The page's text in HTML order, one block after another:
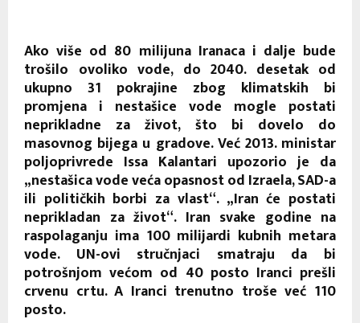
Ako više od 80 milijuna Iranaca i dalje bude
trošilo ovoliko vode, do 2040. desetak od
ukupno 31 pokrajine zbog klimatskih bi
promjena i nestašice vode mogle postati
neprikladne za život, što bi dovelo do
masovnog bijega u gradove. Već 2013. ministar
poljoprivrede Issa Kalantari upozorio je da
„nestašica vode veća opasnost od Izraela, SAD-a
ili političkih borbi za vlast“. „Iran će postati
neprikladan za život“. Iran svake godine na
raspolaganju ima 100 milijardi kubnih metara
vode. UN-ovi stručnjaci smatraju da bi
potrošnjom većom od 40 posto Iranci prešli
crvenu crtu. A Iranci trenutno troše već 110
posto.